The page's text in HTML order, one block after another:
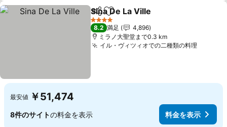
シェアお気に入りに追加
Sina De La Ville
4 ホテルのランク
8.2 満足
4,896
ミラノ大聖堂まで0.3 km
イル・ヴィツィオでの二種類の料理
最安値 ￥51,474
8件のサイトの料金を表示 料金を表示